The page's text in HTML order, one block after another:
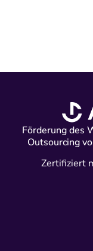
Förderung des
Outsourcing
Zertifiziert